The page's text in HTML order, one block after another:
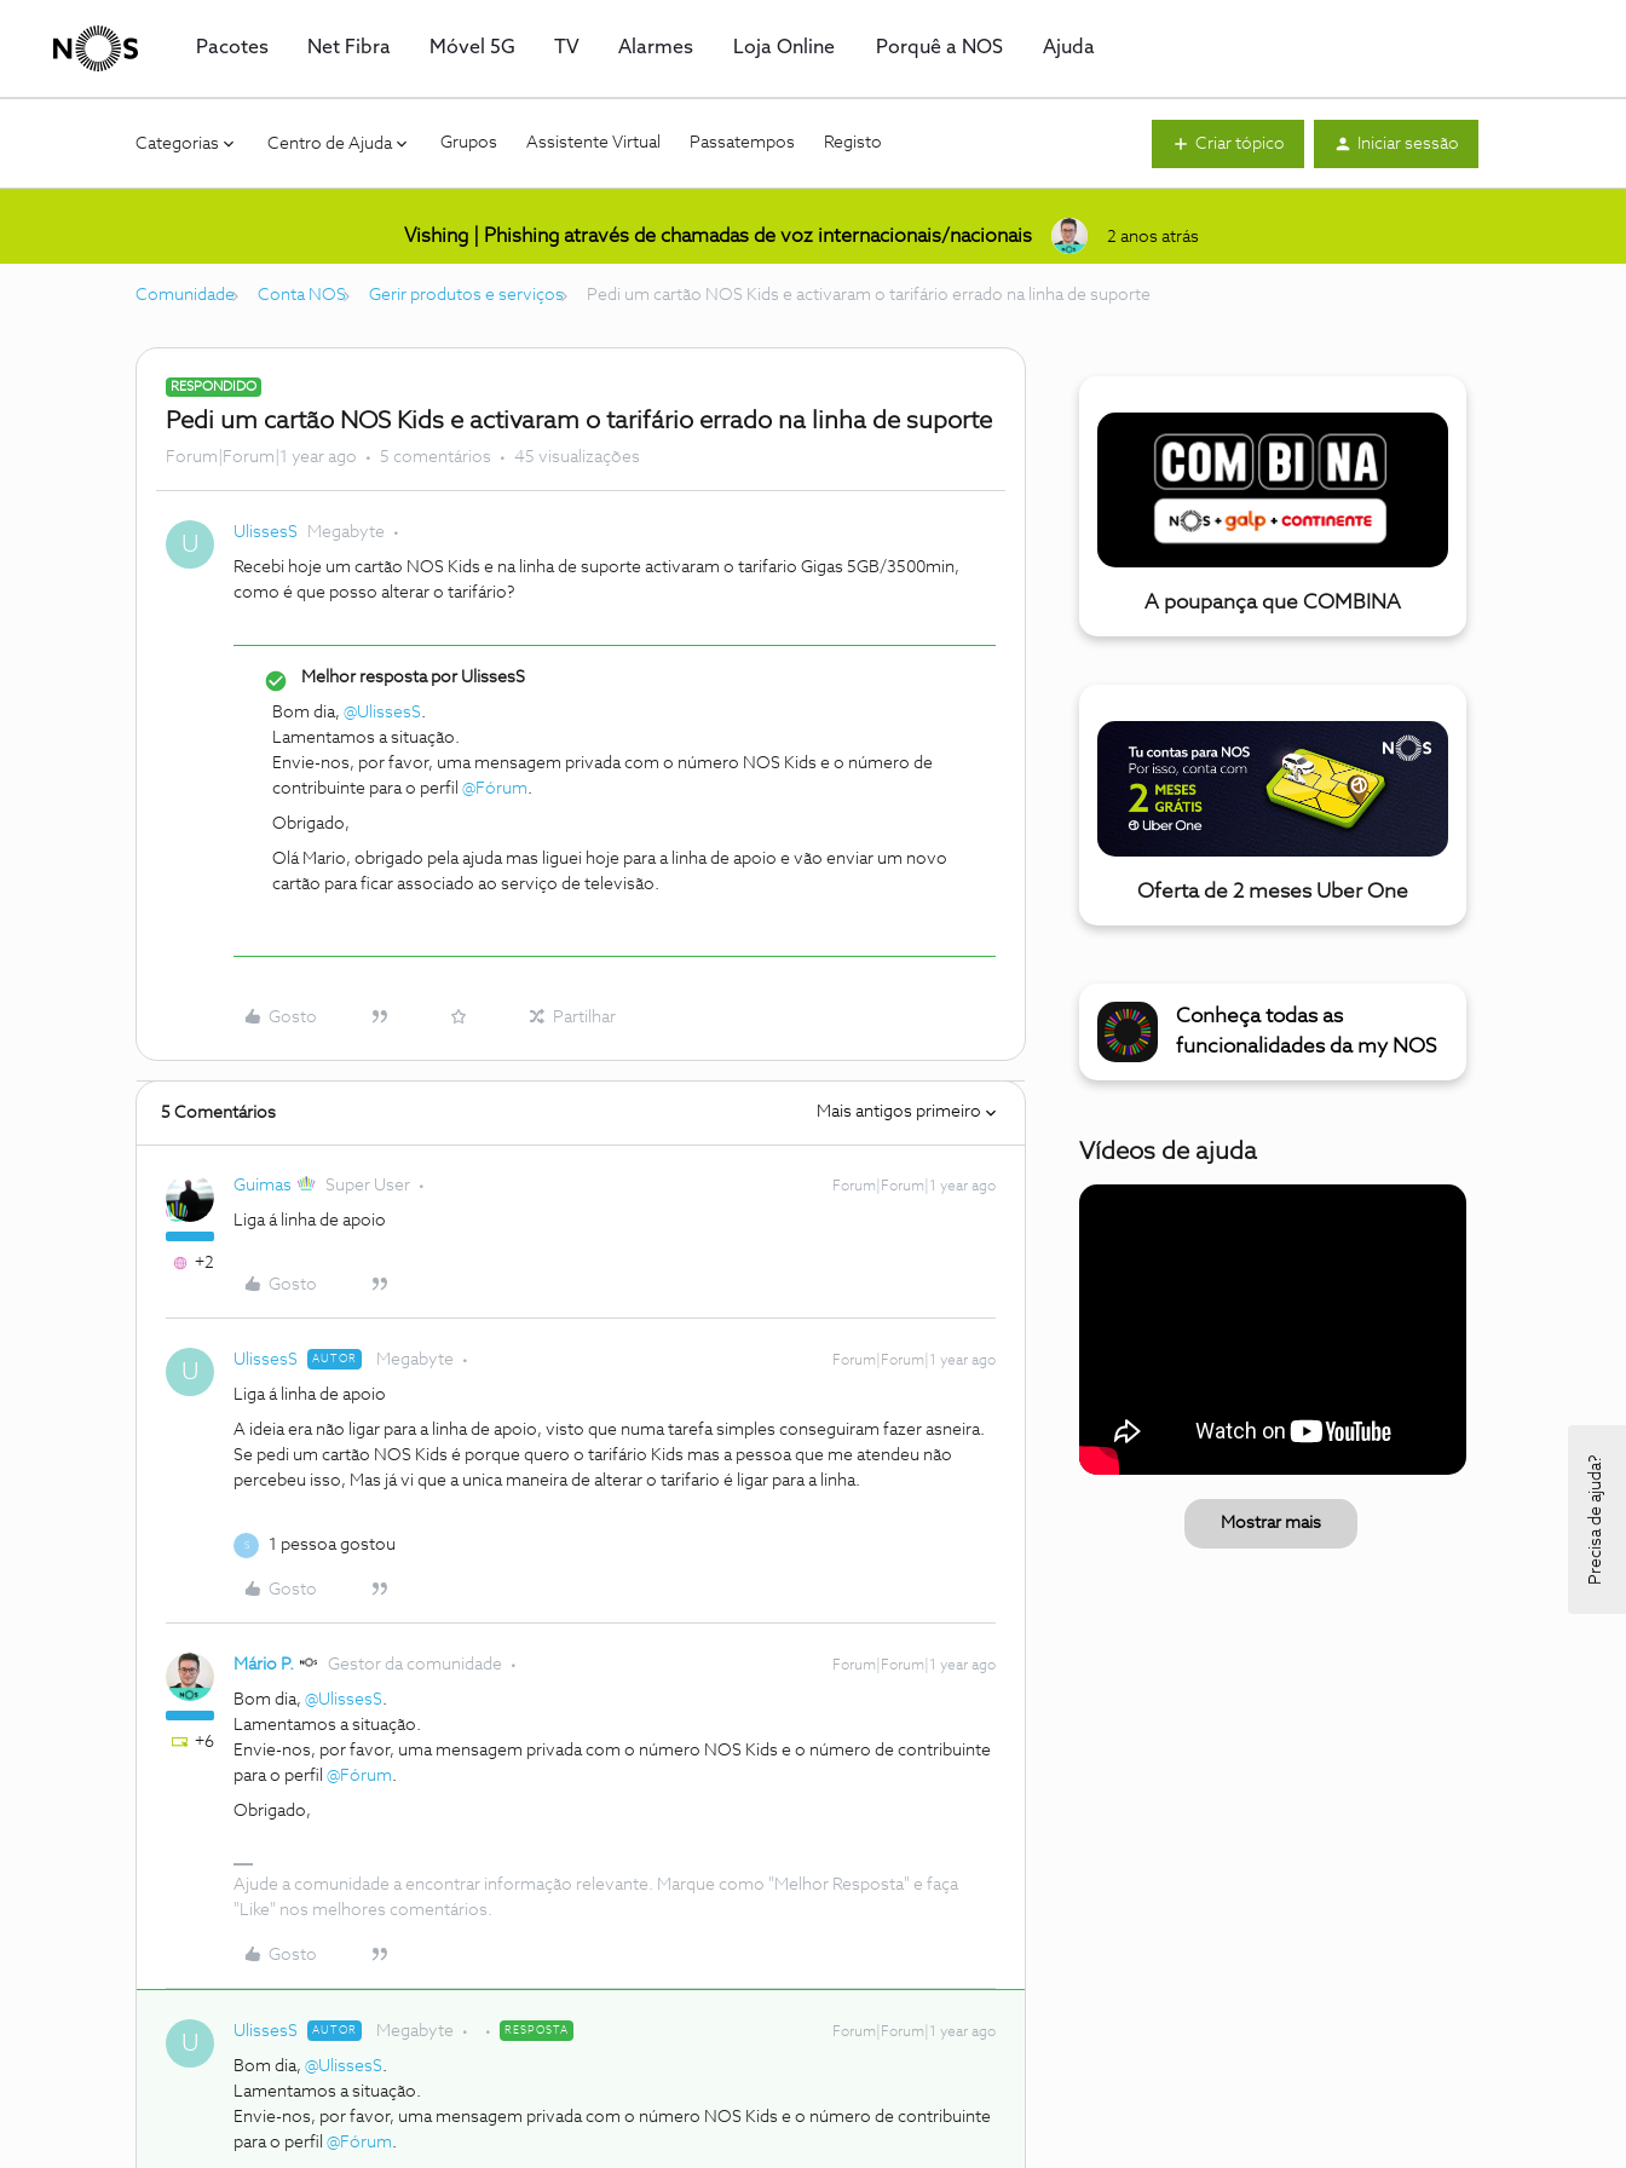
Pacotes Net Fibra Móvel 5G TV Alarmes Loja Online Porquê a NOS Ajuda
Categorias Centro de Ajuda Grupos Assistente Virtual Passatempos Registo Criar tópico Iniciar sessão
Vishing | Phishing através de chamadas de voz internacionais/nacionais 2 anos atrás
Comunidade Conta NOS Gerir produtos e serviços Pedi um cartão NOS Kids e activaram o tarifário errado na linha de suporte
RESPONDIDO
Pedi um cartão NOS Kids e activaram o tarifário errado na linha de suporte
Forum|Forum|1 year ago 5 comentários 45 visualizações
U UlissesS Megabyte
Recebi hoje um cartão NOS Kids e na linha de suporte activaram o tarifario Gigas 5GB/3500min,
como é que posso alterar o tarifário?
Melhor resposta porUlissesS
Bom dia, @UlissesS.
Lamentamos a situação.
Envie-nos, por favor, uma mensagem privada com o número NOS Kids e o número de
contribuinte para o perfil @Fórum.
Obrigado,
Olá Mario, obrigado pela ajuda mas liguei hoje para a linha de apoio e vão enviar um novo
cartão para ficar associado ao serviço de televisão.
Gosto Partilhar
5 Comentários Mais antigos primeiro
+2
Guimas Super User Forum|Forum|1 year ago
Liga á linha de apoio
Gosto
U UlissesS AUTOR Megabyte Forum|Forum|1 year ago
Liga á linha de apoio
A ideia era não ligar para a linha de apoio, visto que numa tarefa simples conseguiram fazer asneira.
Se pedi um cartão NOS Kids é porque quero o tarifário Kids mas a pessoa que me atendeu não
percebeu isso, Mas já vi que a unica maneira de alterar o tarifario é ligar para a linha.
S 1 pessoa gostou
Gosto
+6
Mário P. Gestor da comunidade Forum|Forum|1 year ago
Bom dia, @UlissesS.
Lamentamos a situação.
Envie-nos, por favor, uma mensagem privada com o número NOS Kids e o número de contribuinte
para o perfil @Fórum.
Obrigado,
Ajude a comunidade a encontrar informação relevante. Marque como "Melhor Resposta" e faça
"Like" nos melhores comentários.
Gosto
U UlissesS AUTOR Megabyte RESPOSTA Forum|Forum|1 year ago
Bom dia, @UlissesS.
Lamentamos a situação.
Envie-nos, por favor, uma mensagem privada com o número NOS Kids e o número de contribuinte
para o perfil @Fórum.
A poupança que COMBINA
Oferta de 2 meses Uber One
Conheça todas as
funcionalidades da my NOS
Vídeos de ajuda
Mostrar mais Precisa de ajuda?